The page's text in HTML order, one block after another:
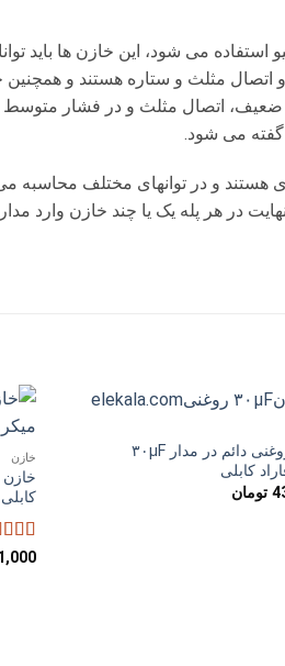
می شود، این خازن ها باید
مثلث و ستاره هستند و همچنین
اتصال مثلث و در فشار متوسط و
گفته می شود.
هستند و در توانهای مختلف محاسبه
در هر پله یک یا چند خازن وارد
خازن روغنی دائم در مدار ۳۰µF
کابلی
تومان
خازن
کابلی